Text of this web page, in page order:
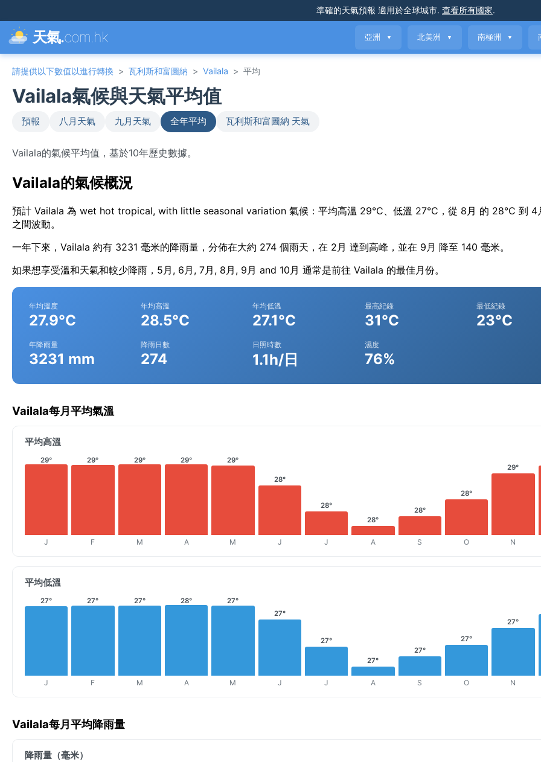
準確的天氣預報 適用於全球城市. 查看所有國家.
天氣.com.hk 亞洲 ▼ 北美洲 ▼ 南極洲 ▼
請提供以下數值以進行轉換 > 瓦利斯和富圖納 > Vailala > 平均
Vailala氣候與天氣平均值
預報 八月天氣 九月天氣 全年平均 瓦利斯和富圖納 天氣
Vailala的氣候平均值，基於10年歷史數據。
Vailala的氣候概況
預計 Vailala 為 wet hot tropical, with little seasonal variation 氣候：平均高溫 29°C、低溫 27°C，從 8月 的 28°C 到 4
之間波動。
一年下來，Vailala 約有 3231 毫米的降雨量，分佈在大約 274 個雨天，在 2月 達到高峰，並在 9月 降至 140 毫米。
如果想享受溫和天氣和較少降雨，5月, 6月, 7月, 8月, 9月 and 10月 通常是前往 Vailala 的最佳月份。
年均溫度
27.9°C
年均高溫
28.5°C
年均低溫
27.1°C
最高紀錄
31°C
最低紀錄
23°C
年降雨量
3231 mm
降雨日數
274
日照時數
1.1h/日
濕度
76%
Vailala每月平均氣溫
平均高溫
29°
J
29°
F
29°
M
29°
A
29°
M
28°
J
28°
J
28°
A
28°
S
28°
O
29°
N
平均低溫
27°
J
27°
F
27°
M
28°
A
27°
M
27°
J
27°
J
27°
A
27°
S
27°
O
27°
N
Vailala每月平均降雨量
降雨量（毫米）